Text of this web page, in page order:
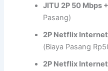
JITU 2P 50 Mbps
Pasang)
2P Netflix
(Biaya Pasang
2P Netflix